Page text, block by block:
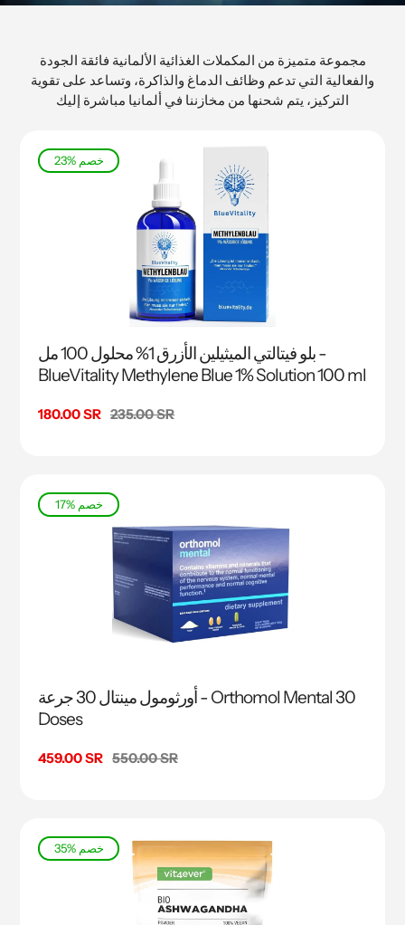
مجموعة متميزة من المكملات الغذائية الألمانية فائقة الجودة
والفعالية التي تدعم وظائف الدماغ والذاكرة، وتساعد على تقوية
التركيز، يتم شحنها من مخازننا في ألمانيا مباشرة إليك
23% خصم
بلو فيتالتي الميثيلين الأزرق 1% محلول ‏100 مل -
BlueVitality Methylene Blue 1% Solution 100 ml
سعر
180.00 SR السعر
235.00 SR
17% خصم
أورثومول مينتال 30 جرعة - Orthomol Mental 30
Doses
سعر
459.00 SR السعر
550.00 SR
35% خصم